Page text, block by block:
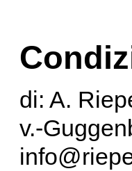
di: A.
v.-